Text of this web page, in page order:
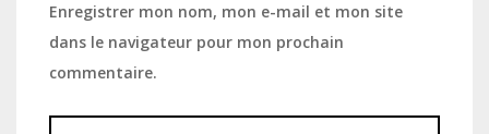
Enregistrer mon nom, mon e-mail et mon site
dans le navigateur pour mon prochain
commentaire.